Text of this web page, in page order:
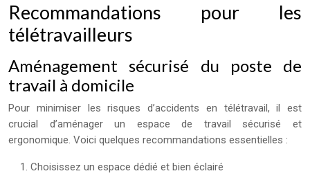
Recommandations pour les
télétravailleurs
Aménagement sécurisé du poste de
travail à domicile
Pour minimiser les risques d’accidents en télétravail, il est
crucial d’aménager un espace de travail sécurisé et
ergonomique. Voici quelques recommandations essentielles :
Choisissez un espace dédié et bien éclairé